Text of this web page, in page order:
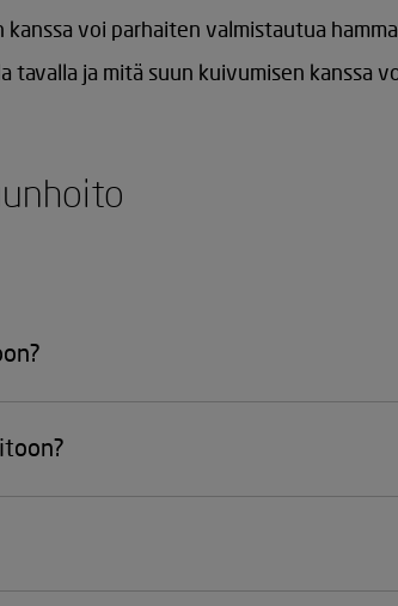
voi parhaiten valmistautua
tavalla ja mitä suun kuivumisen kanssa